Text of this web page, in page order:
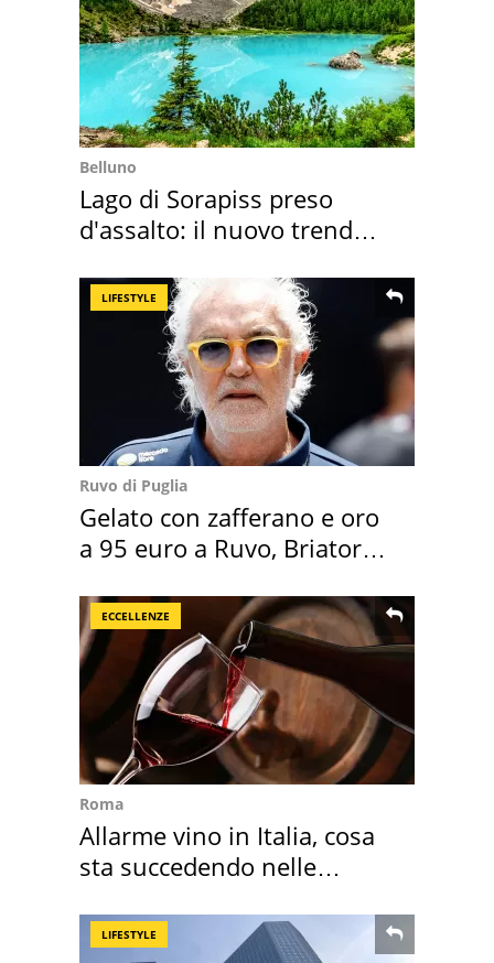
Belluno
Lago di Sorapiss preso
d'assalto: il nuovo trend
LIFESTYLE
Ruvo di Puglia
Gelato con zafferano e oro
a 95 euro a Ruvo, Briatore
ECCELLENZE
Roma
Allarme vino in Italia, cosa
sta succedendo nelle
LIFESTYLE